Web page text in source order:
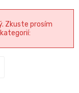
Zkuste prosím